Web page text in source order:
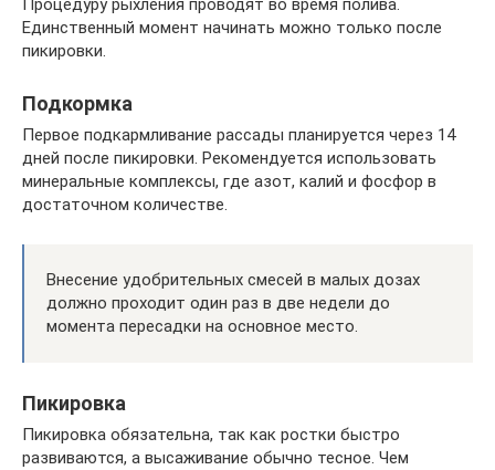
Процедуру рыхления проводят во время полива.
Единственный момент начинать можно только после
пикировки.
Подкормка
Первое подкармливание рассады планируется через 14
дней после пикировки. Рекомендуется использовать
минеральные комплексы, где азот, калий и фосфор в
достаточном количестве.
Внесение удобрительных смесей в малых дозах
должно проходит один раз в две недели до
момента пересадки на основное место.
Пикировка
Пикировка обязательна, так как ростки быстро
развиваются, а высаживание обычно тесное. Чем